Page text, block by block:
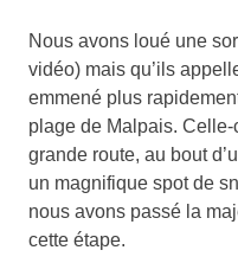
Nous avons loué une
vidéo) mais qu’ils
emmené plus
plage de Malpais.
grande route, au bout
un magnifique spot de
nous avons passé la
cette étape.